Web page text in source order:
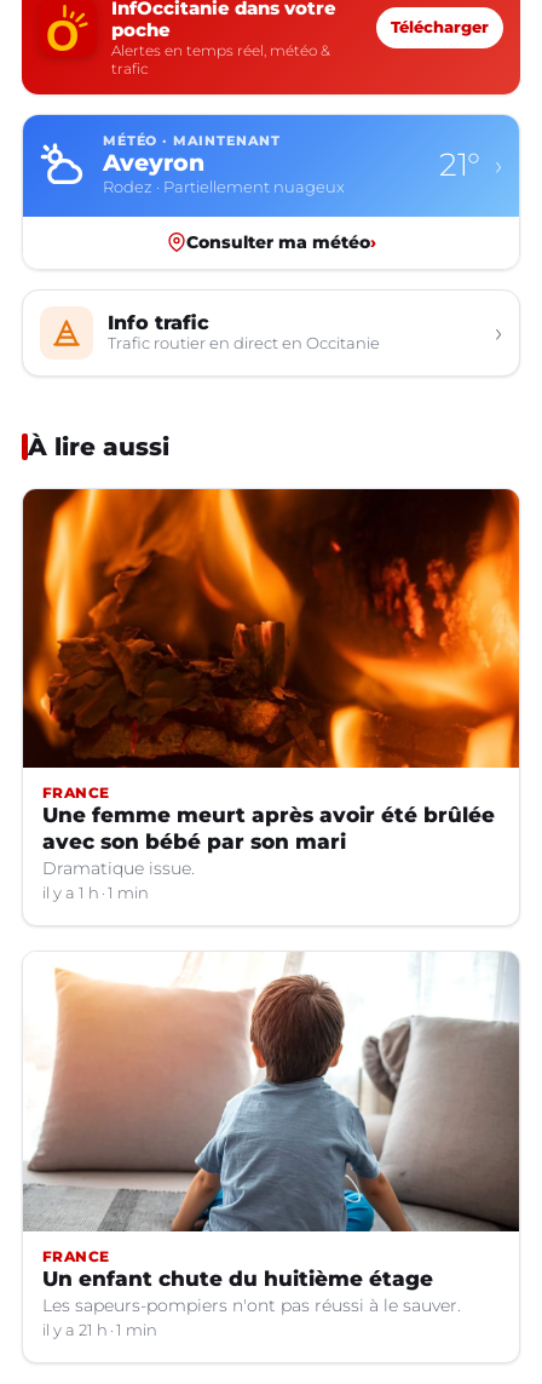
InfOccitanie dans votre
poche
Alertes en temps réel, météo &
trafic
Télécharger
MÉTÉO · MAINTENANT
Aveyron
Rodez · Partiellement nuageux
21° ›
Consulter ma météo›
Info trafic
Trafic routier en direct en Occitanie ›
À lire aussi
FRANCE
Une femme meurt après avoir été brûlée
avec son bébé par son mari
Dramatique issue.
il y a 1 h 1 min
FRANCE
Un enfant chute du huitième étage
Les sapeurs-pompiers n'ont pas réussi à le sauver.
il y a 21 h 1 min